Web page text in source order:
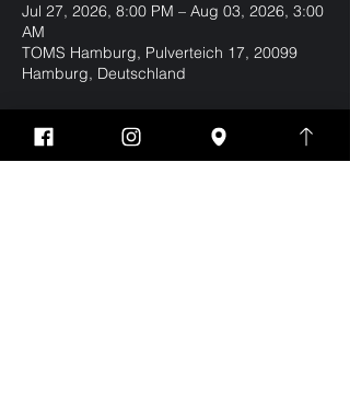
Jul 27, 2026, 8:00 PM – Aug 03, 2026, 3:00
AM
TOMS Hamburg, Pulverteich 17, 20099
Hamburg, Deutschland
Share this event